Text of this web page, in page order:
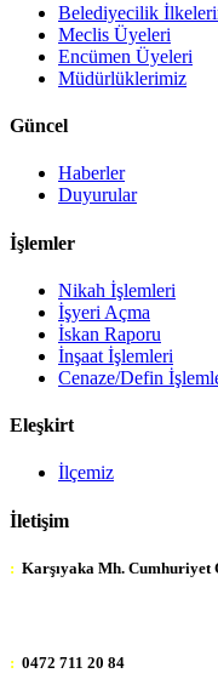
Belediyecilik
Meclis Üyeleri
Encümen Üyeleri
Müdürlüklerimiz
Güncel
Haberler
Duyurular
İşlemler
Nikah İşlemleri
İşyeri Açma
İskan Raporu
İnşaat İşlemleri
Cenaze/Defin
Eleşkirt
İlçemiz
İletişim
: Karşıyaka Mh.
: 0472 711 20 84